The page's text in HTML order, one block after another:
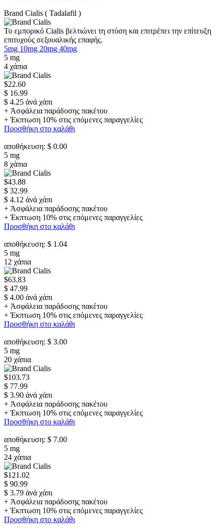
Brand Cialis ( Tadalafil )
Το εμπορικό Cialis βελτιώνει τη στύση και επιτρέπει την επίτευξη
επιτυχούς σεξουαλικής επαφής.
5mg 10mg 20mg 40mg
5 mg
4 χάπια
$22.60
$ 16.99
$ 4.25 ἀνά χάπι
+ Ἀσφάλεια παράδοσης πακέτου
+ Έκπτωση 10% στις επόμενες παραγγελίες
Προσθήκη στο καλάθι
αποθήκευση: $ 0.00
5 mg
8 χάπια
$43.88
$ 32.99
$ 4.12 ἀνά χάπι
+ Ἀσφάλεια παράδοσης πακέτου
+ Έκπτωση 10% στις επόμενες παραγγελίες
Προσθήκη στο καλάθι
αποθήκευση: $ 1.04
5 mg
12 χάπια
$63.83
$ 47.99
$ 4.00 ἀνά χάπι
+ Ἀσφάλεια παράδοσης πακέτου
+ Έκπτωση 10% στις επόμενες παραγγελίες
Προσθήκη στο καλάθι
αποθήκευση: $ 3.00
5 mg
20 χάπια
$103.73
$ 77.99
$ 3.90 ἀνά χάπι
+ Ἀσφάλεια παράδοσης πακέτου
+ Έκπτωση 10% στις επόμενες παραγγελίες
Προσθήκη στο καλάθι
αποθήκευση: $ 7.00
5 mg
24 χάπια
$121.02
$ 90.99
$ 3.79 ἀνά χάπι
+ Ἀσφάλεια παράδοσης πακέτου
+ Έκπτωση 10% στις επόμενες παραγγελίες
Προσθήκη στο καλάθι